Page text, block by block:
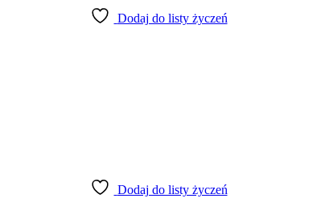
Dodaj do listy życzeń
Dodaj do listy życzeń